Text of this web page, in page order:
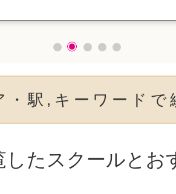
・駅,キーワードで
したスクールとお